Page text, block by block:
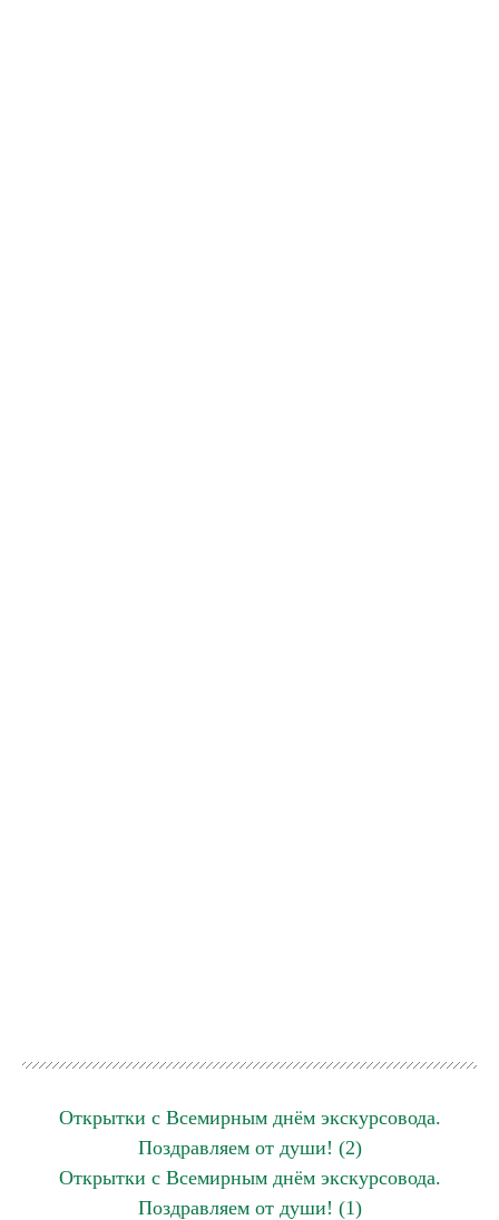
Открытки с Всемирным днём экскурсовода.
Поздравляем от души! (2)
Открытки с Всемирным днём экскурсовода.
Поздравляем от души! (1)